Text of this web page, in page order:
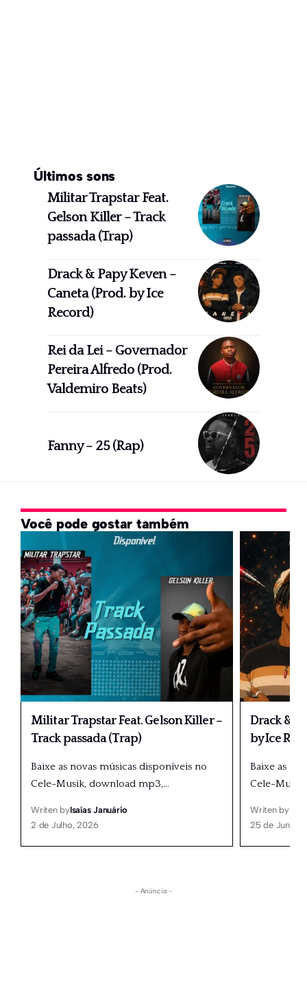
Últimos sons
Militar Trapstar Feat.
Gelson Killer – Track
passada (Trap)
Drack & Papy Keven –
Caneta (Prod. by Ice
Record)
Rei da Lei – Governador
Pereira Alfredo (Prod.
Valdemiro Beats)
Fanny – 25 (Rap)
Você pode gostar também
Militar Trapstar Feat. Gelson Killer –
Track passada (Trap)
Baixe as novas músicas disponíveis no
Cele-Musik, download mp3,…
Writen byIsaías Januário
2 de Julho, 2026
Drack &
by Ice
Baixe as
Cele-
Writen by
25 de Junho,
- Anúncio -